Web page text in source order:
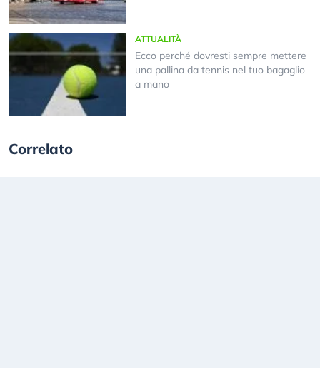
ATTUALITÀ
Ecco perché dovresti sempre mettere
una pallina da tennis nel tuo bagaglio
a mano
Correlato